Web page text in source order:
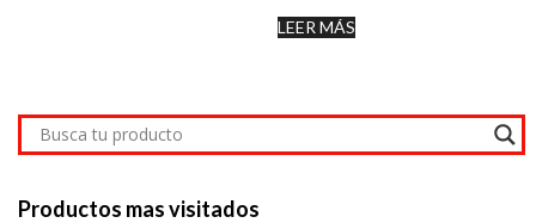
LEER MÁS
Productos mas visitados